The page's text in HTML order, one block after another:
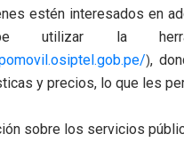
estén interesados en
utilizar la
),
y precios, lo que les
sobre los servicios